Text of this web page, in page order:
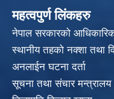
महत्वपुर्ण लिंकहरु
नेपाल सरकारको आधिकारिक
स्थानीय तहको नक्शा तथा
अनलाईन घटना दर्ता
सूचना तथा संचार मन्त्रालय